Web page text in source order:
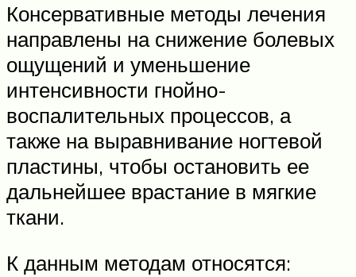
Консервативные методы лечения
направлены на снижение болевых
ощущений и уменьшение
интенсивности гнойно-
воспалительных процессов, а
также на выравнивание ногтевой
пластины, чтобы остановить ее
дальнейшее врастание в мягкие
ткани.
К данным методам относятся: